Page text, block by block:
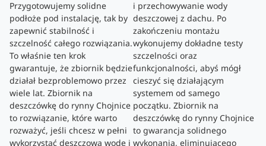
Przygotowujemy solidne
podłoże pod instalację, tak by
zapewnić stabilność i
szczelność całego rozwiązania.
To właśnie ten krok
gwarantuje, że zbiornik będzie
działał bezproblemowo przez
wiele lat. Zbiornik na
deszczówkę do rynny Chojnice
to rozwiązanie, które warto
rozważyć, jeśli chcesz w pełni
wykorzystać deszczową wodę i
i przechowywanie wody
deszczowej z dachu. Po
zakończeniu montażu
wykonujemy dokładne testy
szczelności oraz
funkcjonalności, abyś mógł
cieszyć się działającym
systemem od samego
początku. Zbiornik na
deszczówkę do rynny Chojnice
to gwarancja solidnego
wykonania, eliminującego